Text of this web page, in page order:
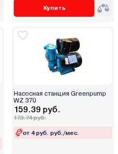
Купить
Насосная станция Greenpump
WZ 370
159.39 руб.
173.74 руб.
от 4 руб. руб./мес.